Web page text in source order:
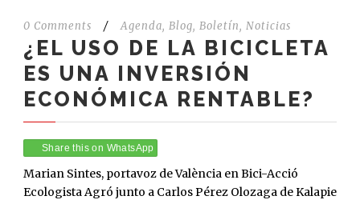
0 Comments / Agenda, Blog, Boletín, Noticias
¿EL USO DE LA BICICLETA
ES UNA INVERSIÓN
ECONÓMICA RENTABLE?
Share this on WhatsApp
Marian Sintes, portavoz de València en Bici-Acció
Ecologista Agró junto a Carlos Pérez Olozaga de Kalapie